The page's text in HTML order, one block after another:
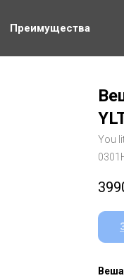
Преимущества
You